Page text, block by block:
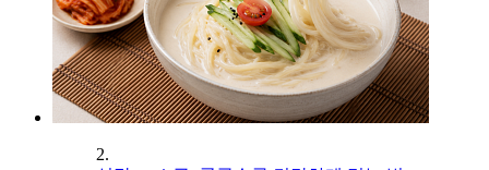
2.